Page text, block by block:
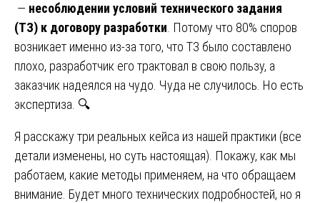
— несоблюдении условий технического задания
(ТЗ) к договору разработки. Потому что 80% споров
возникает именно из-за того, что ТЗ было составлено
плохо, разработчик его трактовал в свою пользу, а
заказчик надеялся на чудо. Чуда не случилось. Но есть
экспертиза. 🔍
Я расскажу три реальных кейса из нашей практики (все
детали изменены, но суть настоящая). Покажу, как мы
работаем, какие методы применяем, на что обращаем
внимание. Будет много технических подробностей, но я